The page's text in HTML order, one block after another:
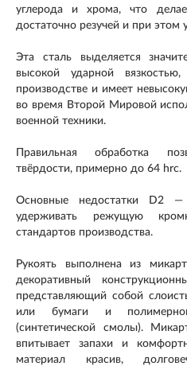
углерода и хрома, что
достаточно резучей и при этом
Эта сталь выделяется
высокой ударной
производстве и имеет
во время Второй Мировой
военной техники.
Правильная обработка
твёрдости, примерно до 64 hrc.
Основные недостатки D2 —
удерживать режущую
стандартов производства.
Рукоять выполнена из
декоративный
представляющий собой
или бумаги и
(синтетической смолы).
впитывает запахи и
материал красив,